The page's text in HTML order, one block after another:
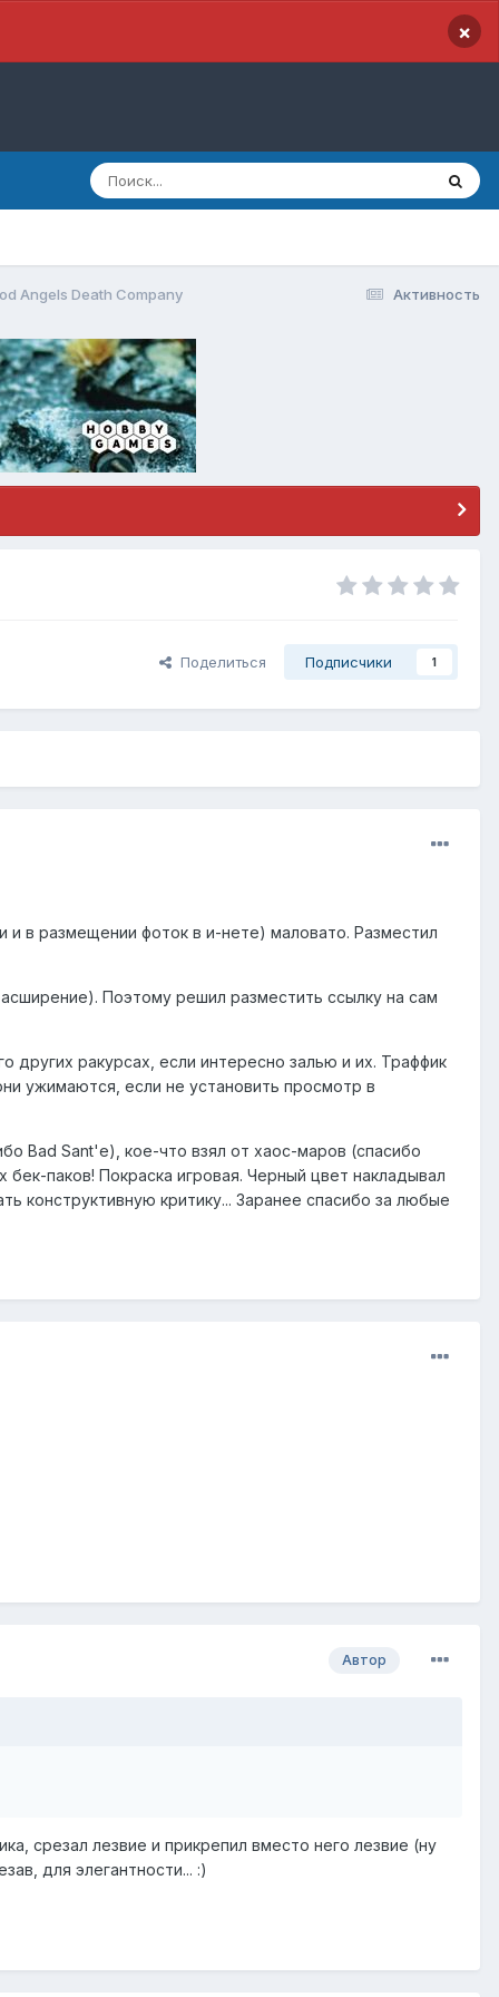
×
Активность
Angels Death Company
Поделиться Подписчики 1
в размещении фоток в и-нете) маловато. Разместил
Поэтому решил разместить ссылку на сам
других ракурсах, если интересно залью и их. Траффик
ужимаются, если не установить просмотр в
Bad Sant'е), кое-что взял от хаос-маров (спасибо
паков! Покраска игровая. Черный цвет накладывал
конструктивную критику... Заранее спасибо за любые
Автор
срезал лезвие и прикрепил вместо него лезвие (ну
для элегантности... :)